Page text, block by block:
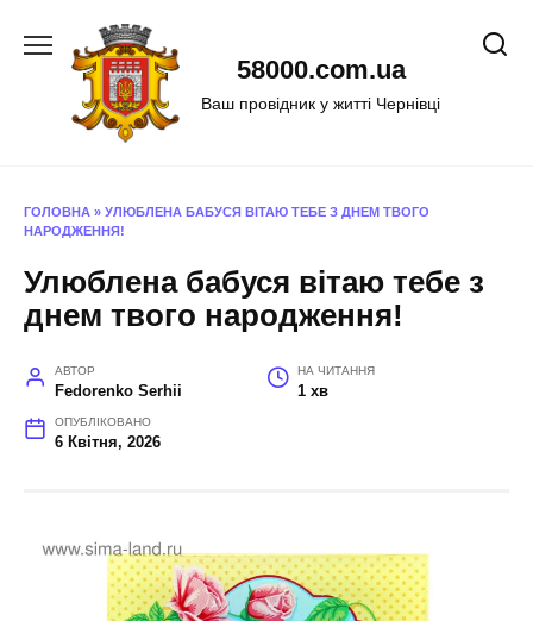
58000.com.ua
Ваш провідник у житті Чернівці
ГОЛОВНА » УЛЮБЛЕНА БАБУСЯ ВІТАЮ ТЕБЕ З ДНЕМ ТВОГО
НАРОДЖЕННЯ!
Улюблена бабуся вітаю тебе з
днем твого народження!
АВТОР
Fedorenko Serhii
НА ЧИТАННЯ
1 хв
ОПУБЛІКОВАНО
6 Квітня, 2026